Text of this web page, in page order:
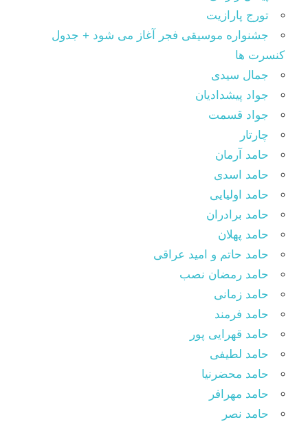
تورج پارازیت
جشنواره موسیقی فجر آغاز می شود + جدول
کنسرت ها
جمال سیدی
جواد پیشدادیان
جواد قسمت
چارتار
حامد آرمان
حامد اسدی
حامد اولیایی
حامد برادران
حامد پهلان
حامد حاتم و امید عراقی
حامد رمضان نصب
حامد زمانی
حامد فرمند
حامد قهرایی پور
حامد لطیفی
حامد محضرنیا
حامد مهرافر
حامد نصر